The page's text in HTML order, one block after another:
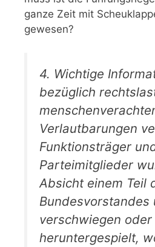
ganze Zeit mit
gewesen?
4. Wichtige
bezüglich
Verlautbarungen
Funktionsträger
Parteimitglieder
Absicht einem Teil
Bundesvorstandes
verschwiegen oder
heruntergespielt,